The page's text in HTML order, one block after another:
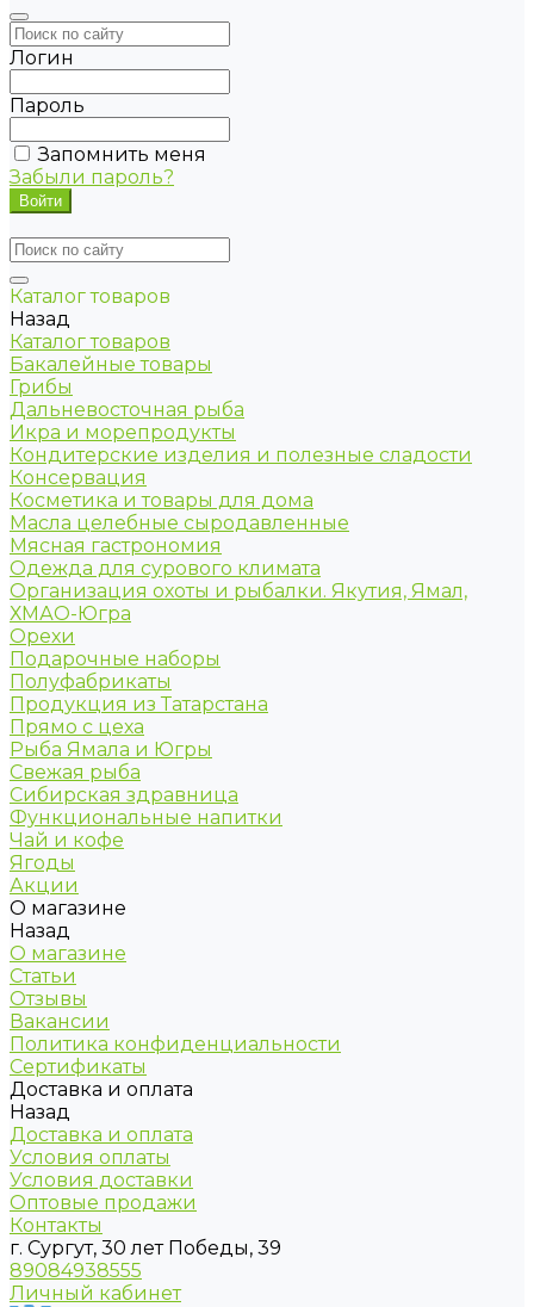
Логин
Пароль
Запомнить меня
Забыли пароль?
Каталог товаров
Назад
Каталог товаров
Бакалейные товары
Грибы
Дальневосточная рыба
Икра и морепродукты
Кондитерские изделия и полезные сладости
Консервация
Косметика и товары для дома
Масла целебные сыродавленные
Мясная гастрономия
Одежда для сурового климата
Организация охоты и рыбалки. Якутия, Ямал,
ХМАО-Югра
Орехи
Подарочные наборы
Полуфабрикаты
Продукция из Татарстана
Прямо с цеха
Рыба Ямала и Югры
Свежая рыба
Сибирская здравница
Функциональные напитки
Чай и кофе
Ягоды
Акции
О магазине
Назад
О магазине
Статьи
Отзывы
Вакансии
Политика конфиденциальности
Сертификаты
Доставка и оплата
Назад
Доставка и оплата
Условия оплаты
Условия доставки
Оптовые продажи
Контакты
г. Сургут, 30 лет Победы, 39
89084938555
Личный кабинет